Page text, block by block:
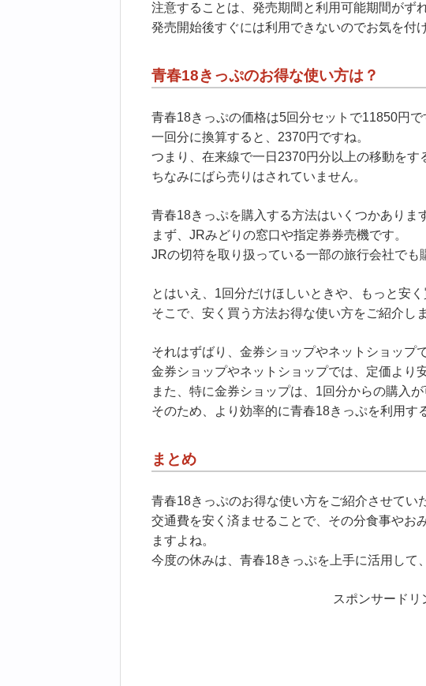
注意することは、発売期間と利用可能期間がず
発売開始後すぐには利用できないのでお気を付
青春18きっぷのお得な使い方は？
青春18きっぷの価格は5回分セットで11850円で
一回分に換算すると、2370円ですね。
つまり、在来線で一日2370円分以上の移動をす
ちなみにばら売りはされていません。
青春18きっぷを購入する方法はいくつかありま
まず、JRみどりの窓口や指定券券売機です。
JRの切符を取り扱っている一部の旅行会社でも
とはいえ、1回分だけほしいときや、もっと安
そこで、安く買う方法お得な使い方をご紹介しま
それはずばり、金券ショップやネットショップ
金券ショップやネットショップでは、定価より
また、特に金券ショップは、1回分からの購入が
そのため、より効率的に青春18きっぷを利用す
まとめ
青春18きっぷのお得な使い方をご紹介させてい
交通費を安く済ませることで、その分食事やお
ますよね。
今度の休みは、青春18きっぷを上手に活用して
スポンサードリ